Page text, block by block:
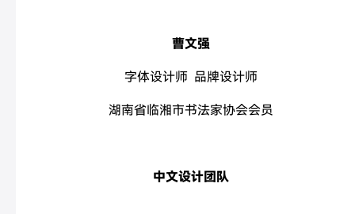
曹文强
字体设计师 品牌设计师
湖南省临湘市书法家协会会员
中文设计团队